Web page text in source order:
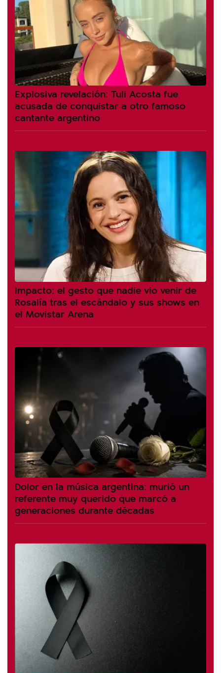
Explosiva revelación: Tuli Acosta fue
acusada de conquistar a otro famoso
cantante argentino
Impacto: el gesto que nadie vio venir de
Rosalía tras el escándalo y sus shows en
el Movistar Arena
Dolor en la música argentina: murió un
referente muy querido que marcó a
generaciones durante décadas